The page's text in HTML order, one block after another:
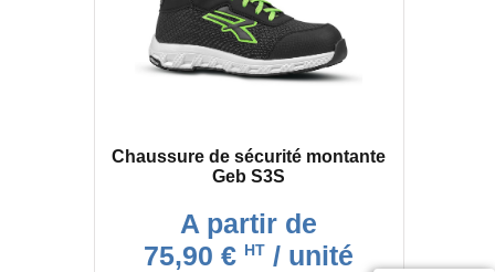
Chaussure de sécurité montante
Geb S3S
A partir de
75,90 € HT / unité